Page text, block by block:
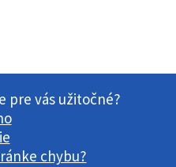
pre vás užitočné?
chybu?